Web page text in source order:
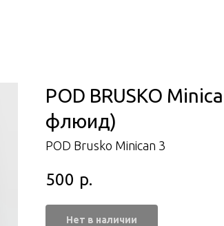
POD BRUSKO
флюид)
POD Brusko Minican 3
500 р.
Нет в наличии